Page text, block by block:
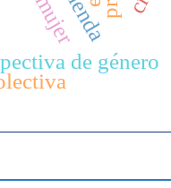
de género